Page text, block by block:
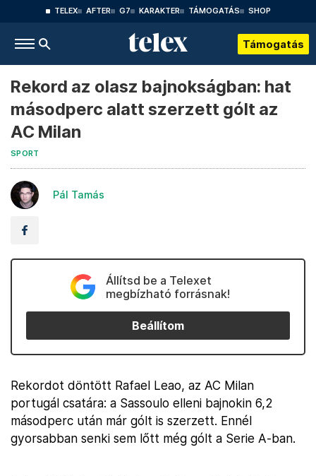
TELEX AFTER G7 KARAKTER TÁMOGATÁS SHOP
Támogatás
Rekord az olasz bajnokságban: hat
másodperc alatt szerzett gólt az
AC Milan
SPORT
Pál Tamás
Állítsd be a Telexet
megbízható forrásnak!
Beállítom
Rekordot döntött Rafael Leao, az AC Milan
portugál csatára: a Sassoulo elleni bajnokin 6,2
másodperc után már gólt is szerzett. Ennél
gyorsabban senki sem lőtt még gólt a Serie A-ban.